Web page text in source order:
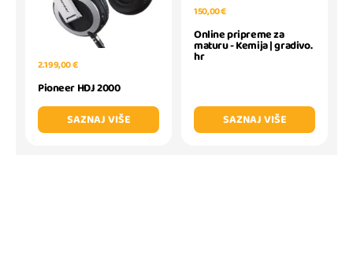
2.199,00 €
Pioneer HDJ 2000
SAZNAJ VIŠE
150,00 €
Online pripreme za
maturu - Kemija | gradivo.
hr
SAZNAJ VIŠE